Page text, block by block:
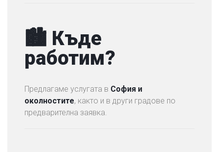
🏙 Къде
работим?
Предлагаме услугата в София и
околностите, както и в други градове по
предварителна заявка.